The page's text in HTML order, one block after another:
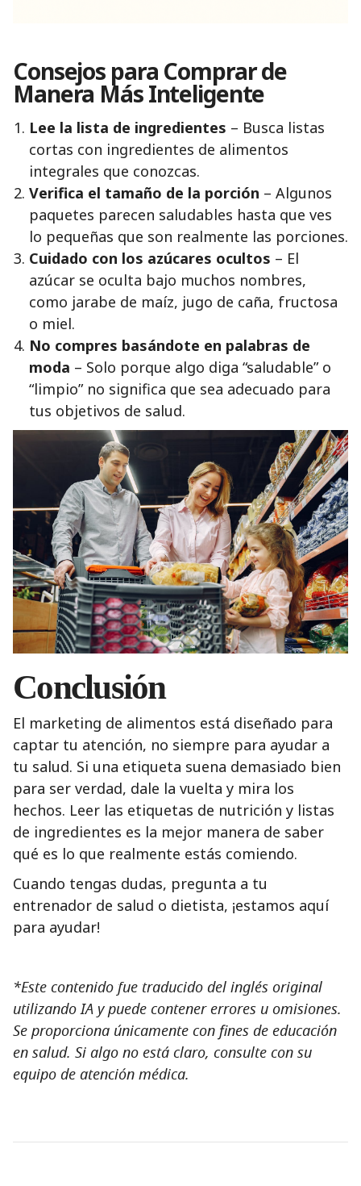
Consejos para Comprar de
Manera Más Inteligente
Lee la lista de ingredientes – Busca listas
cortas con ingredientes de alimentos
integrales que conozcas.
Verifica el tamaño de la porción – Algunos
paquetes parecen saludables hasta que ves
lo pequeñas que son realmente las porciones.
Cuidado con los azúcares ocultos – El
azúcar se oculta bajo muchos nombres,
como jarabe de maíz, jugo de caña, fructosa
o miel.
No compres basándote en palabras de
moda – Solo porque algo diga “saludable” o
“limpio” no significa que sea adecuado para
tus objetivos de salud.
Conclusión
El marketing de alimentos está diseñado para
captar tu atención, no siempre para ayudar a
tu salud. Si una etiqueta suena demasiado bien
para ser verdad, dale la vuelta y mira los
hechos. Leer las etiquetas de nutrición y listas
de ingredientes es la mejor manera de saber
qué es lo que realmente estás comiendo.
Cuando tengas dudas, pregunta a tu
entrenador de salud o dietista, ¡estamos aquí
para ayudar!
*Este contenido fue traducido del inglés original
utilizando IA y puede contener errores u omisiones.
Se proporciona únicamente con fines de educación
en salud. Si algo no está claro, consulte con su
equipo de atención médica.